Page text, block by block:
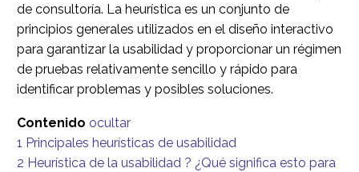
de consultoría. La heurística es un conjunto de
principios generales utilizados en el diseño interactivo
para garantizar la usabilidad y proporcionar un régimen
de pruebas relativamente sencillo y rápido para
identificar problemas y posibles soluciones.
Contenido ocultar
1 Principales heurísticas de usabilidad
2 Heurística de la usabilidad ? ¿Qué significa esto para